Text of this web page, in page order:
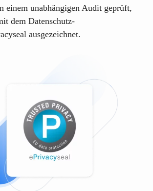
einem unabhängigen Audit geprüft,
dem Datenschutz-
ausgezeichnet.